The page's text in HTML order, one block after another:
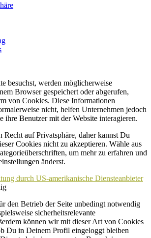
besuchst, werden möglicherweise
Browser gespeichert oder abgerufen,
von Cookies. Diese Informationen
nicht, helfen Unternehmen jedoch
ihre Benutzer mit der Website interagieren.
Recht auf Privatsphäre, daher kannst Du
Cookies nicht zu akzeptieren. Wähle aus
um mehr zu erfahren und
änderst.
durch US-amerikanische Diensteanbieter
den Betrieb der Seite unbedingt notwendig
sicherheitsrelevante
können wir mit dieser Art von Cookies
Du in Deinem Profil eingeloggt bleiben